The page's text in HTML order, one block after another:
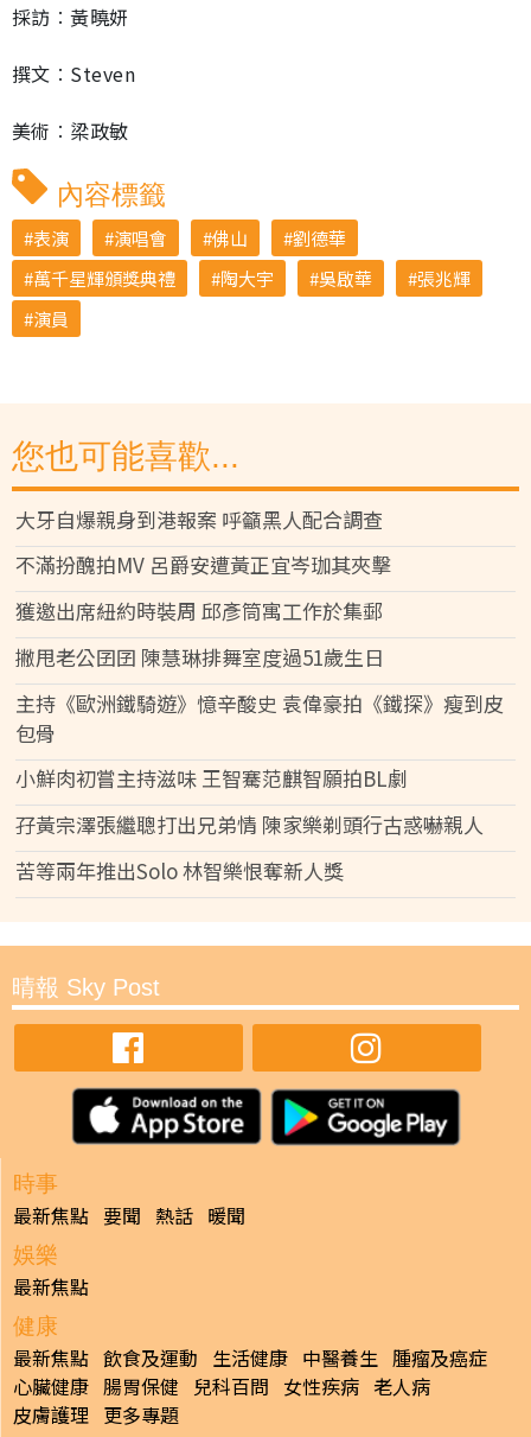
採訪︰黃曉妍
撰文︰Steven
美術︰梁政敏
內容標籤
表演 演唱會 佛山
劉德華
萬千星輝頒獎典禮
陶大宇 吳啟華
張兆輝
演員
您也可能喜歡...
大牙自爆親身到港報案 呼籲黑人配合調查
不滿扮醜拍MV 呂爵安遭黃正宜岑珈其夾擊
獲邀出席紐約時裝周 邱彥筒寓工作於集郵
撇甩老公囝囝 陳慧琳排舞室度過51歲生日
主持《歐洲鐵騎遊》憶辛酸史 袁偉豪拍《鐵探》瘦到皮
包骨
小鮮肉初嘗主持滋味 王智騫范麒智願拍BL劇
孖黃宗澤張繼聰打出兄弟情 陳家樂剃頭行古惑嚇親人
苦等兩年推出Solo 林智樂恨奪新人獎
晴報 Sky Post
時事
最新焦點 要聞 熱話 暖聞
娛樂
最新焦點
健康
最新焦點 飲食及運動 生活健康 中醫養生 腫瘤及癌症
心臟健康 腸胃保健 兒科百問 女性疾病 老人病
皮膚護理 更多專題